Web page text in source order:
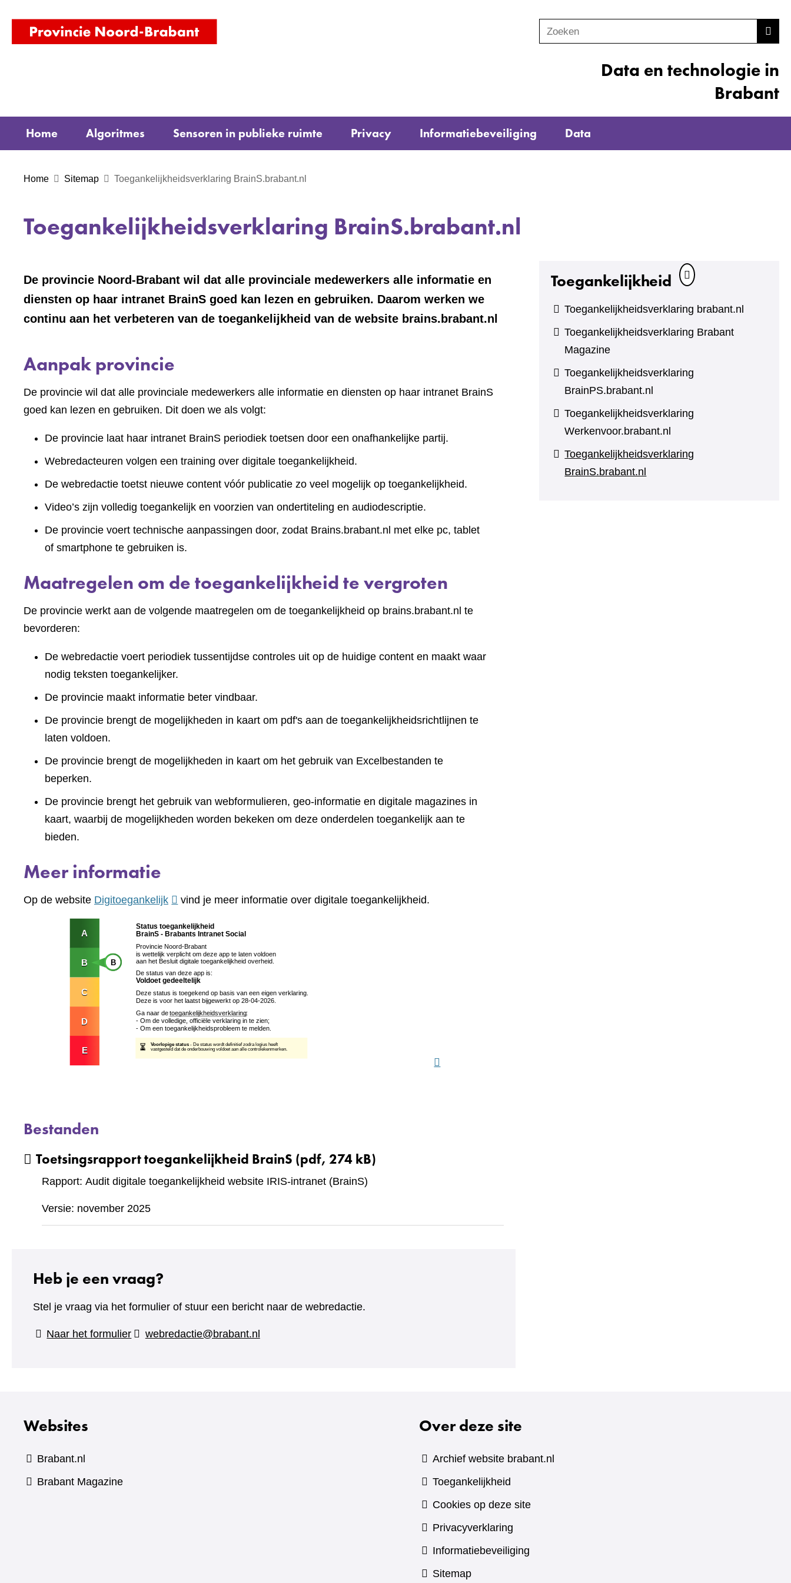
homepage)
o
n
Zoeken
Data en technologie in
Brabant
Home Algoritmes Sensoren in publieke ruimte Privacy Informatiebeveiliging Data
Home Sitemap Toegankelijkheidsverklaring BrainS.brabant.nl
Toegankelijkheidsverklaring BrainS.brabant.nl
De provincie Noord-Brabant wil dat alle provinciale medewerkers alle informatie en
diensten op haar intranet BrainS goed kan lezen en gebruiken. Daarom werken we
continu aan het verbeteren van de toegankelijkheid van de website brains.brabant.nl
Aanpak provincie
De provincie wil dat alle provinciale medewerkers alle informatie en diensten op haar intranet BrainS
goed kan lezen en gebruiken. Dit doen we als volgt:
De provincie laat haar intranet BrainS periodiek toetsen door een onafhankelijke partij.
Webredacteuren volgen een training over digitale toegankelijkheid.
De webredactie toetst nieuwe content vóór publicatie zo veel mogelijk op toegankelijkheid.
Video’s zijn volledig toegankelijk en voorzien van ondertiteling en audiodescriptie.
De provincie voert technische aanpassingen door, zodat Brains.brabant.nl met elke pc, tablet
of smartphone te gebruiken is.
Maatregelen om de toegankelijkheid te vergroten
De provincie werkt aan de volgende maatregelen om de toegankelijkheid op brains.brabant.nl te
bevorderen:
De webredactie voert periodiek tussentijdse controles uit op de huidige content en maakt waar
nodig teksten toegankelijker.
De provincie maakt informatie beter vindbaar.
De provincie brengt de mogelijkheden in kaart om pdf's aan de toegankelijkheidsrichtlijnen te
laten voldoen.
De provincie brengt de mogelijkheden in kaart om het gebruik van Excelbestanden te
beperken.
De provincie brengt het gebruik van webformulieren, geo-informatie en digitale magazines in
kaart, waarbij de mogelijkheden worden bekeken om deze onderdelen toegankelijk aan te
bieden.
Meer informatie
Op de website Digitoegankelijk(verwijst
een
andere
website)
vind je meer informatie over digitale toegankelijkheid.
Bestanden
Toetsingsrapport toegankelijkheid BrainS (pdf, 274 kB)
Rapport: Audit digitale toegankelijkheid website IRIS-intranet (BrainS)
Versie: november 2025
Heb je een vraag?
Stel je vraag via het formulier of stuur een bericht naar de webredactie.
Naar het formulier(verwijst
webredactie@brabant.nl
Toegankelijkheid
Toegankelijkheidsverklaring brabant.nl
Toegankelijkheidsverklaring Brabant
Magazine
Toegankelijkheidsverklaring
BrainPS.brabant.nl
Toegankelijkheidsverklaring
Werkenvoor.brabant.nl
Toegankelijkheidsverklaring
BrainS.brabant.nl
Websites
Brabant.nl
Brabant Magazine(verwijst
Over deze site
Archief website brabant.nl
Toegankelijkheid
Cookies op deze site
Privacyverklaring
Informatiebeveiliging
Sitemap